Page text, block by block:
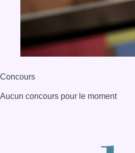
Concours
Aucun concours pour le moment